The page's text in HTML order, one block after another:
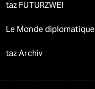
taz FUTURZWEI
Le Monde diplomatique
taz Archiv